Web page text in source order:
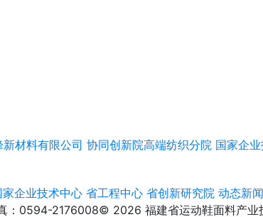
材料有限公司 协同创新院高端纺织分院 国家企
家企业技术中心 省工程中心 省创新研究院 动态新闻
：0594-2176008© 2026 福建省运动鞋面料产